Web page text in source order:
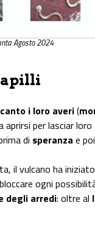
Agosto 2024
i loro averi(
aprirsi per lasciar
di speranza e
il vulcano ha
ogni
degli arredi: oltre al